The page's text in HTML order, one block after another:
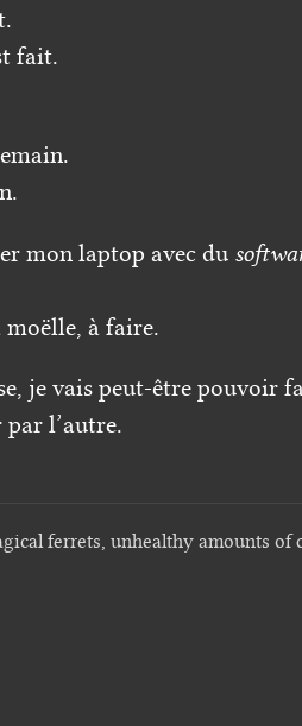
fait.
mon laptop avec du
moëlle, à faire.
je vais peut-être pouvoir
l’autre.
ferrets, unhealthy amounts of